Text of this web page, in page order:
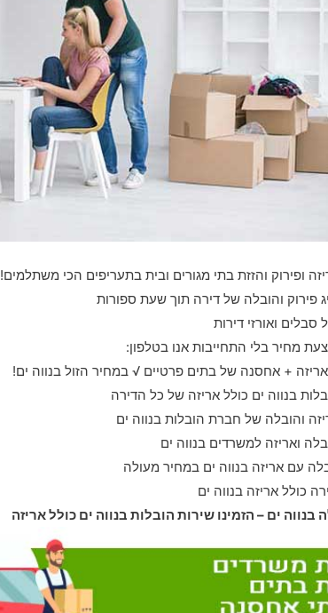
ופירוק והזזת בתי מגורים ובית בתעריפים הכי משתלמים!
פירוק והובלה של דירה תוך שעת ספורות
ואורזי דירות
מחיר בלי התחייבות אנו בטלפון:
+ אחסנה של בתים פרטיים √ במחיר הזול בנווה ים!
בנווה ים כולל אריזה של כל הדירה
והובלה של חברת הובלות בנווה ים
ואריזה למשרדים בנווה ים
עם אריזה בנווה ים במחיר מעולה
כולל אריזה בנווה ים
בנווה ים – הזמינו שירות הובלות בנווה ים כולל אריזה